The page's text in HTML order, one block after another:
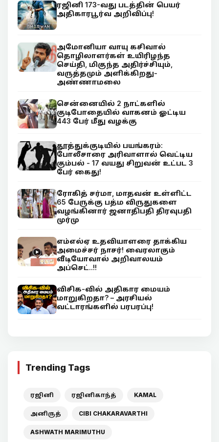
ரஜினி 173-வது படத்தின் பெயர்
அதிகாரபூர்வ அறிவிப்பு!
அமோனியா வாயு கசிவால்
தொழிலாளர்கள் உயிரிழந்த
செய்தி, மிகுந்த அதிர்ச்சியும்,
வருத்தமும் அளிக்கிறது-
அண்ணாமலை
சென்னையில் 2 நாட்களில்
குடிபோதையில் வாகனம் ஓட்டிய
443 பேர் மீது வழக்கு
தூத்துக்குடியில் பயங்கரம்:
போலீசாரை அரிவாளால் வெட்டிய
கும்பல் - 17 வயது சிறுவன் உட்பட 3
பேர் கைது!
ரோகித் சர்மா, மாதவன் உள்ளிட்ட
65 பேருக்கு பத்ம விருதுகளை
வழங்கினார் ஜனாதிபதி திரவுபதி
முர்மு
எம்எல்ஏ உதவியாளரை தாக்கிய
அமைச்சர் நாசர்! வைரலாகும்
வீடியோவால் அறிவாலயம்
அப்செட்..!!
விசிக-வில் அதிகார மையம்
மாறுகிறதா? – அரசியல்
வட்டாரங்களில் பரபரப்பு!
Trending Tags
ரஜினி ரஜினிகாந்த் KAMAL
அனிருத் CIBI CHAKARAVARTHI
ASHWATH MARIMUTHU